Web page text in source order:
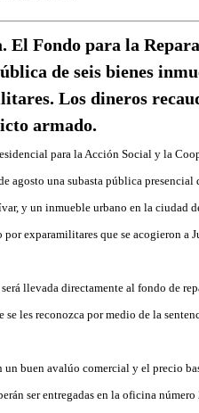
El Fondo para la
de seis bienes
Los dineros
armado.
para la Acción Social y la
agosto una subasta pública
y un inmueble urbano en la ciudad
por exparamilitares que se acogieron
llevada directamente al fondo de
se les reconozca por medio de la
buen avalúo comercial y el precio
ser entregadas en la oficina